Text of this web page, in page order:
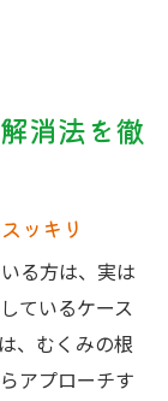
消法を徹
ッキリ
る方は、実は
ているケース
、むくみの根
アプローチす